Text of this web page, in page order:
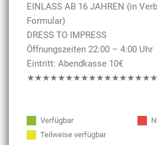
EINLASS AB 16 JAHREN (in
Formular)
DRESS TO IMPRESS
Öffnungszeiten 22:00 – 4:00 Uhr
Eintritt: Abendkasse 10€
★★★★★★★★★★★★★★★★★
Verfügbar
Teilweise verfügbar